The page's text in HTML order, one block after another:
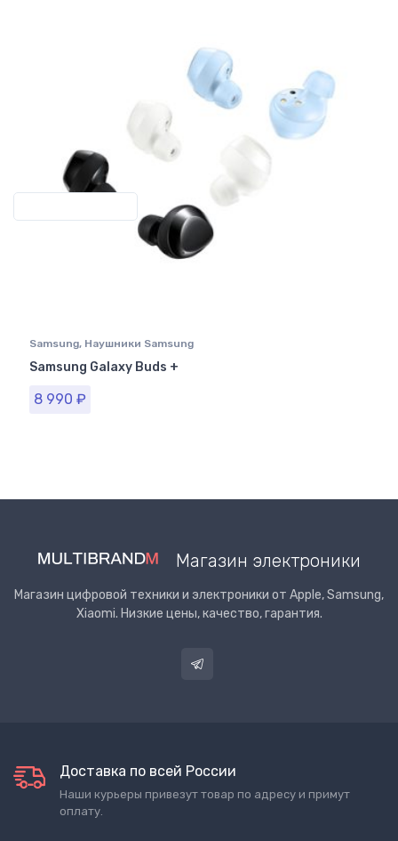
Samsung, Наушники Samsung
Samsung Galaxy Buds +
8 990 ₽
Магазин электроники
Магазин цифровой техники и электроники от Apple, Samsung,
Xiaomi. Низкие цены, качество, гарантия.
Доставка по всей России
Наши курьеры привезут товар по адресу и примут
оплату.